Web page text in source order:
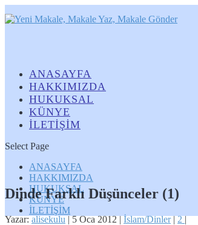
ANASAYFA
HAKKIMIZDA
HUKUKSAL
KÜNYE
İLETİŞİM
Select Page
ANASAYFA
HAKKIMIZDA
HUKUKSAL
KÜNYE
İLETİŞİM
Dinde Farklı Düşünceler (1)
Yazar:alisekulu|5 Oca 2012|İslam/Dinler|2|